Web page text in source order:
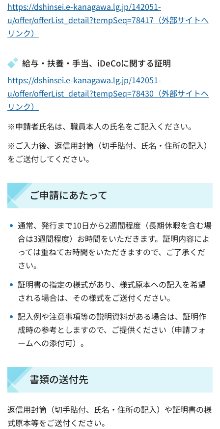
https://dshinsei.e-kanagawa.lg.jp/142051-
u/offer/offerList_detail?tempSeq=78417（外部サイトへ
リンク）
給与・扶養・手当、iDeCoに関する証明
https://dshinsei.e-kanagawa.lg.jp/142051-
u/offer/offerList_detail?tempSeq=78430（外部サイトへ
リンク）
※申請者氏名は、職員本人の氏名をご記入ください。
※ご入力後、返信用封筒（切手貼付、氏名・住所の記入）
をご送付してください。
ご申請にあたって
通常、発行まで10日から2週間程度（長期休暇を含む場
合は3週間程度）お時間をいただきます。証明内容によ
っては重ねてお時間をいただきますので、ご了承くだ
さい。
証明書の指定の様式があり、様式原本への記入を希望
される場合は、その様式をご送付ください。
記入例や注意事項等の説明資料がある場合は、証明作
成時の参考としますので、ご提供ください（申請フォ
ームへの添付可）。
書類の送付先
返信用封筒（切手貼付、氏名・住所の記入）や証明書の様
式原本等をご送付ください。